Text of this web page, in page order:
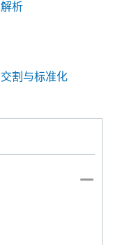
析
割与标准化